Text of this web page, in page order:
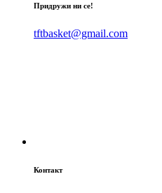
Придружи ни се!
tftbasket@gmail.com
Контакт